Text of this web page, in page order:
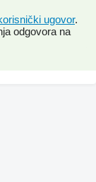
ugovor.
odgovora na